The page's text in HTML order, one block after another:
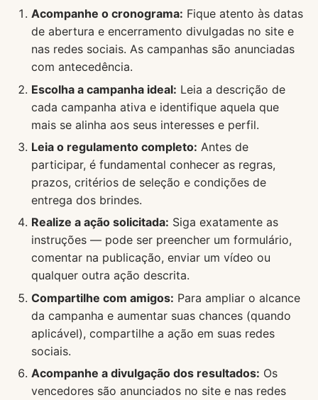
Acompanhe o cronograma: Fique atento às datas
de abertura e encerramento divulgadas no site e
nas redes sociais. As campanhas são anunciadas
com antecedência.
Escolha a campanha ideal: Leia a descrição de
cada campanha ativa e identifique aquela que
mais se alinha aos seus interesses e perfil.
Leia o regulamento completo: Antes de
participar, é fundamental conhecer as regras,
prazos, critérios de seleção e condições de
entrega dos brindes.
Realize a ação solicitada: Siga exatamente as
instruções — pode ser preencher um formulário,
comentar na publicação, enviar um vídeo ou
qualquer outra ação descrita.
Compartilhe com amigos: Para ampliar o alcance
da campanha e aumentar suas chances (quando
aplicável), compartilhe a ação em suas redes
sociais.
Acompanhe a divulgação dos resultados: Os
vencedores são anunciados no site e nas redes